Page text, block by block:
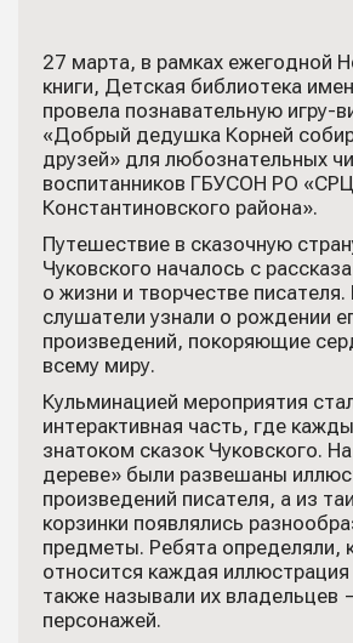
27 марта, в рамках ежегодной
книги, Детская библиотека
провела познавательную игру-
«Добрый дедушка Корней
друзей» для любознательных
воспитанников ГБУСОН РО «СРЦ
Константиновского района».
Путешествие в сказочную
Чуковского началось с
о жизни и творчестве
слушатели узнали о рождении
произведений, покоряющие
всему миру.
Кульминацией мероприятия
интерактивная часть, где
знатоком сказок Чуковского.
дереве» были развешаны
произведений писателя, а из
корзинки появлялись
предметы. Ребята определяли,
относится каждая
также называли их
персонажей.